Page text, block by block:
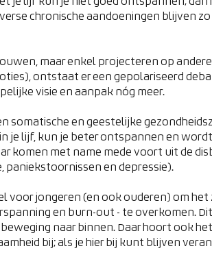
chronische aandoeningen blijven
maar enkel projecteren op
ontstaat er een gepolariseerd
visie en aanpak nóg meer.
somatische en geestelijke
je lijf, kun je beter ontspannen en
komen met name mede voort uit de
en depressie).
voor jongeren (en ook ouderen) om het
en burn-out - te overkomen.
naar binnen. Daar hoort ook
bij; als je hier bij kunt blijven